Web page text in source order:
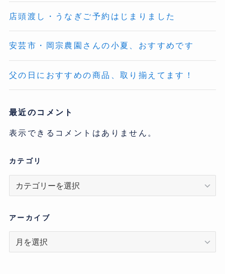
店頭渡し・うなぎご予約はじまりました
安芸市・岡宗農園さんの小夏、おすすめです
父の日におすすめの商品、取り揃えてます！
最近のコメント
表示できるコメントはありません。
カテゴリ
リ
アーカイブ
ア